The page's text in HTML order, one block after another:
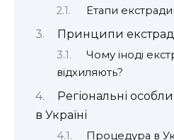
Етапи
Принципи
Чому іноді
відхиляють?
Регіональні
в Україні
Процедура в